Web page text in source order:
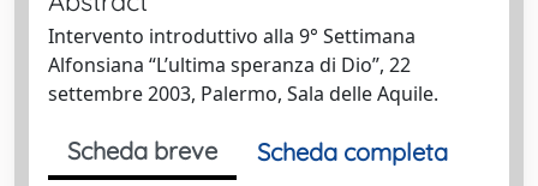
Intervento introduttivo alla 9° Settimana
Alfonsiana “L’ultima speranza di Dio”, 22
settembre 2003, Palermo, Sala delle Aquile.
Scheda breve
Scheda completa